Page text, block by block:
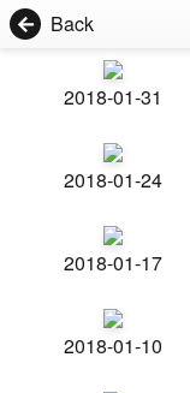
Back
2018-01-31
2018-01-24
2018-01-17
2018-01-10